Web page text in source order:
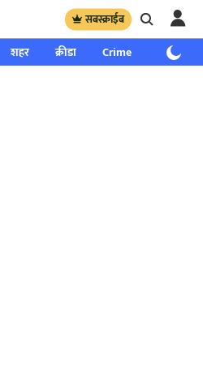
सबस्क्राईब
शहर क्रीडा Crime साप्ताहिक